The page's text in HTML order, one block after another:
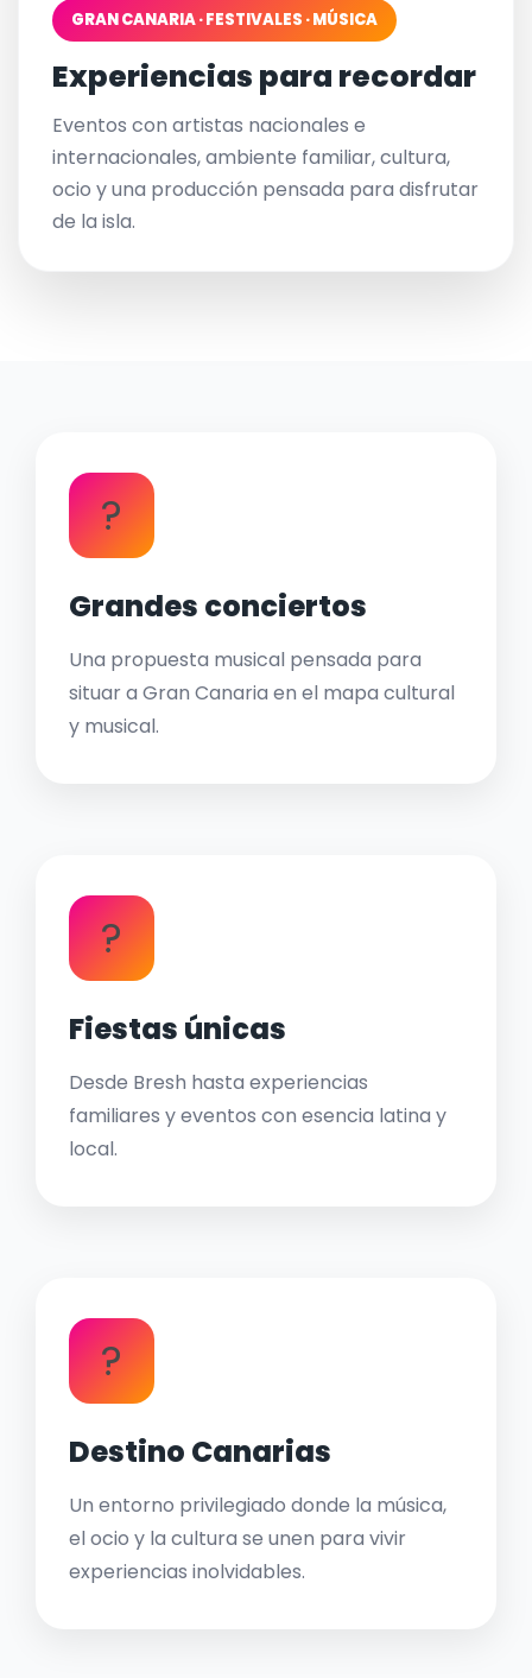
GRAN CANARIA · FESTIVALES · MÚSICA
Experiencias para recordar
Eventos con artistas nacionales e
internacionales, ambiente familiar, cultura,
ocio y una producción pensada para disfrutar
de la isla.
?
Grandes conciertos
Una propuesta musical pensada para
situar a Gran Canaria en el mapa cultural
y musical.
?
Fiestas únicas
Desde Bresh hasta experiencias
familiares y eventos con esencia latina y
local.
?
Destino Canarias
Un entorno privilegiado donde la música,
el ocio y la cultura se unen para vivir
experiencias inolvidables.